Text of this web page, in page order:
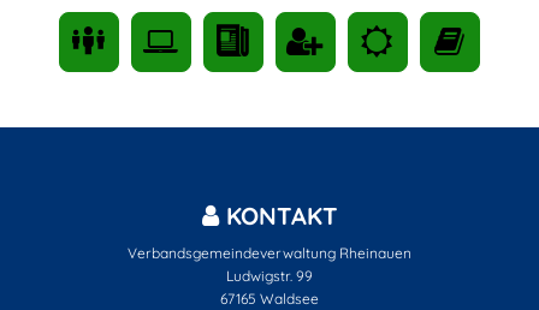
KONTAKT
Verbandsgemeindeverwaltung Rheinauen
Ludwigstr. 99
67165 Waldsee